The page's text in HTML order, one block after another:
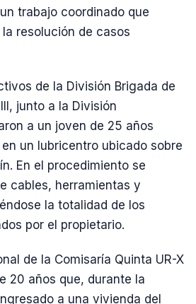
trabajo coordinado que
resolución de casos
de la División Brigada de
junto a la División
a un joven de 25 años
un lubricentro ubicado sobre
En el procedimiento se
cables, herramientas y
la totalidad de los
por el propietario.
de la Comisaría Quinta UR-X
20 años que, durante la
a una vivienda del